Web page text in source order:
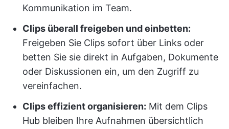
Kommunikation im Team.
Clips überall freigeben und einbetten:
Freigeben Sie Clips sofort über Links oder
betten Sie sie direkt in Aufgaben, Dokumente
oder Diskussionen ein, um den Zugriff zu
vereinfachen.
Clips effizient organisieren: Mit dem Clips
Hub bleiben Ihre Aufnahmen übersichtlich